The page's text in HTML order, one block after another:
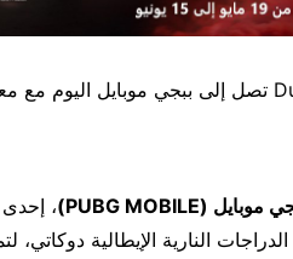
موبايل (PUBG MOBILE
)، إحدى
النارية الإيطالية دوكاتي،